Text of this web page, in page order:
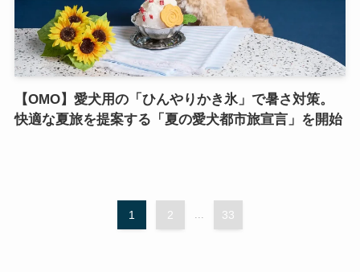
【OMO】愛犬用の「ひんやりかき氷」で暑さ対策。
快適な夏旅を提案する「夏の愛犬都市旅宣言」を開始
1 2 ... 33